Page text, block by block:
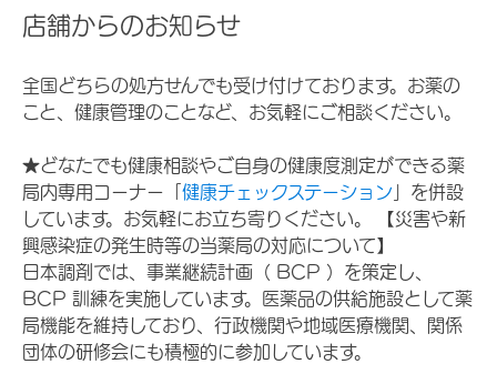
店舗からのお知らせ
全国どちらの処方せんでも受け付けております。お薬の
こと、健康管理のことなど、お気軽にご相談ください。
★どなたでも健康相談やご自身の健康度測定ができる薬
局内専用コーナー「 健康チェックステーション 」を併設
しています。お気軽にお立ち寄りください。 【災害や新
興感染症の発生時等の当薬局の対応について】
日本調剤では、事業継続計画（ BCP ）を策定し、
BCP 訓練を実施しています。医薬品の供給施設として薬
局機能を維持しており、行政機関や地域医療機関、関係
団体の研修会にも積極的に参加しています。